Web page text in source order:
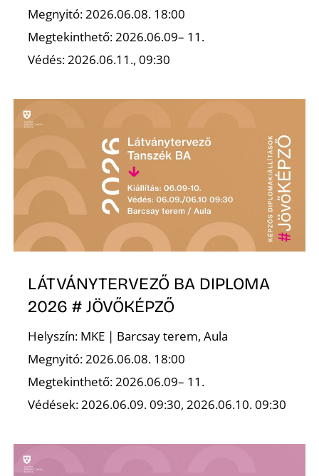
Megnyitó: 2026.06.08. 18:00
Megtekinthető: 2026.06.09– 11.
Védés: 2026.06.11., 09:30
LÁTVÁNYTERVEZŐ BA DIPLOMA
2026 # JÖVŐKÉPZŐ
Helyszín: MKE | Barcsay terem, Aula
Megnyitó: 2026.06.08. 18:00
Megtekinthető: 2026.06.09– 11.
Védések: 2026.06.09. 09:30, 2026.06.10. 09:30